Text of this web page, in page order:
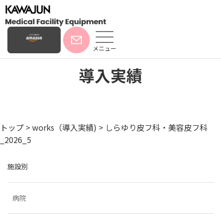
メニュー
導入実績
トップ >works（導入実績) > しらゆり皮フ科・美容皮フ科
_2026_5
施設別
病院